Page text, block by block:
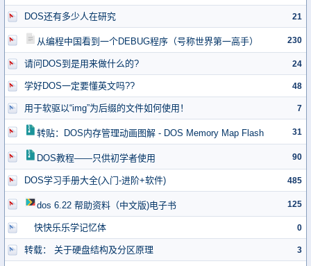
DOS还有多少人在研究 21
从编程中国看到一个DEBUG程序（号称世界第一高手） 230
请问DOS到是用来做什么的? 24
学好DOS一定要懂英文吗?? 48
用于软驱以“img”为后缀的文件如何使用！ 7
转贴：DOS内存管理动画图解 - DOS Memory Map Flash 31
DOS教程——只供初学者使用 90
DOS学习手册大全(入门-进阶+软件) 485
dos 6.22 帮助资料（中文版)电子书 125
快快乐乐学记忆体 0
转载： 关于硬盘结构及分区原理 3